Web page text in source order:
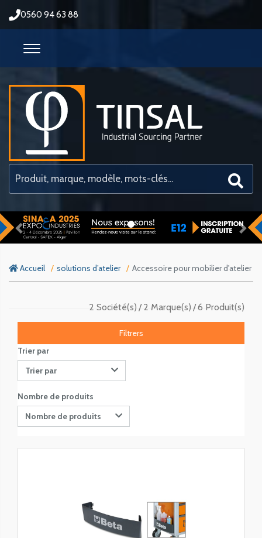
0560 94 63 88
Previous
Accueil solutions d’atelier Accessoire pour mobilier d'atelier
6 Produit(s)
2 Marque(s)
2 Société(s)
Filtrers
Trier par
Trier par
Nombre de produits
Nombre de produits